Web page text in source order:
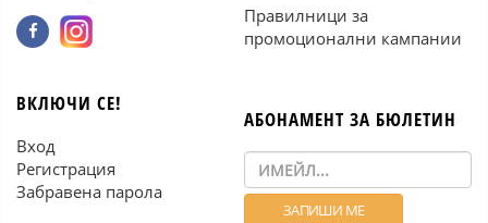
Правилници за
промоционални кампании
ВКЛЮЧИ СЕ!
Вход
Регистрация
Забравена парола
АБОНАМЕНТ ЗА БЮЛЕТИН